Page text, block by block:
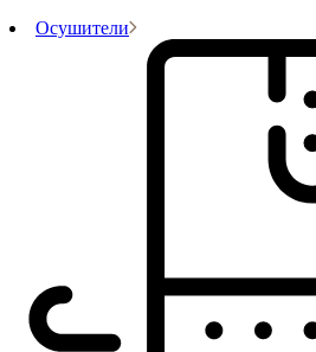
Осушители